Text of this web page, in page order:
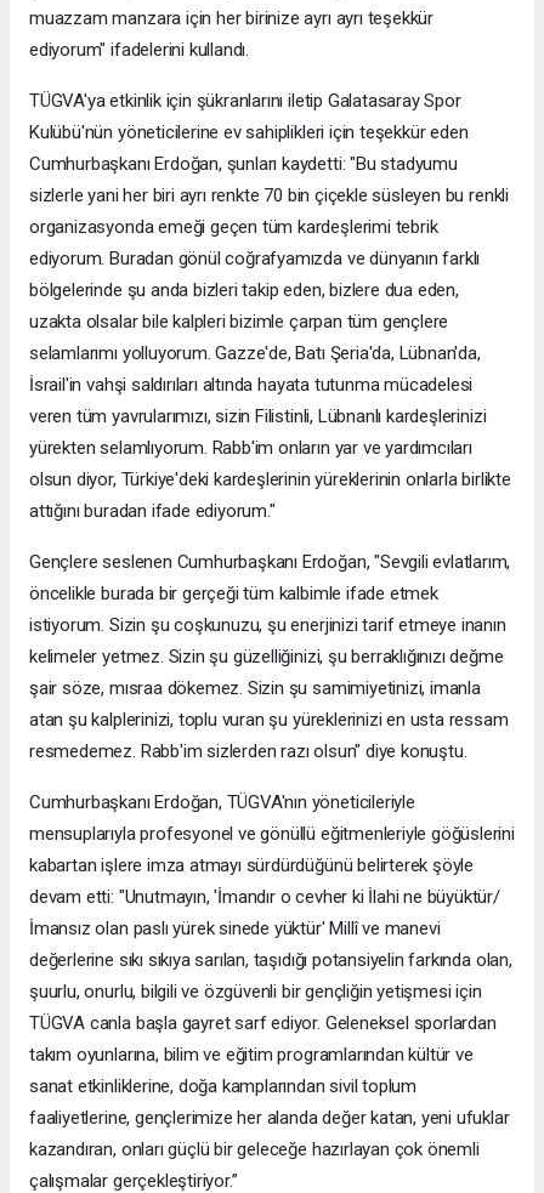
muazzam manzara için her birinize ayrı ayrı teşekkür
ediyorum" ifadelerini kullandı.
TÜGVA'ya etkinlik için şükranlarını iletip Galatasaray Spor
Kulübü'nün yöneticilerine ev sahiplikleri için teşekkür eden
Cumhurbaşkanı Erdoğan, şunları kaydetti: "Bu stadyumu
sizlerle yani her biri ayrı renkte 70 bin çiçekle süsleyen bu renkli
organizasyonda emeği geçen tüm kardeşlerimi tebrik
ediyorum. Buradan gönül coğrafyamızda ve dünyanın farklı
bölgelerinde şu anda bizleri takip eden, bizlere dua eden,
uzakta olsalar bile kalpleri bizimle çarpan tüm gençlere
selamlarımı yolluyorum. Gazze'de, Batı Şeria'da, Lübnan'da,
İsrail'in vahşi saldırıları altında hayata tutunma mücadelesi
veren tüm yavrularımızı, sizin Filistinli, Lübnanlı kardeşlerinizi
yürekten selamlıyorum. Rabb'im onların yar ve yardımcıları
olsun diyor, Türkiye'deki kardeşlerinin yüreklerinin onlarla birlikte
attığını buradan ifade ediyorum."
Gençlere seslenen Cumhurbaşkanı Erdoğan, "Sevgili evlatlarım,
öncelikle burada bir gerçeği tüm kalbimle ifade etmek
istiyorum. Sizin şu coşkunuzu, şu enerjinizi tarif etmeye inanın
kelimeler yetmez. Sizin şu güzelliğinizi, şu berraklığınızı değme
şair söze, mısraa dökemez. Sizin şu samimiyetinizi, imanla
atan şu kalplerinizi, toplu vuran şu yüreklerinizi en usta ressam
resmedemez. Rabb'im sizlerden razı olsun" diye konuştu.
Cumhurbaşkanı Erdoğan, TÜGVA'nın yöneticileriyle
mensuplarıyla profesyonel ve gönüllü eğitmenleriyle göğüslerini
kabartan işlere imza atmayı sürdürdüğünü belirterek şöyle
devam etti: "Unutmayın, 'İmandır o cevher ki İlahi ne büyüktür/
İmansız olan paslı yürek sinede yüktür' Millî ve manevi
değerlerine sıkı sıkıya sarılan, taşıdığı potansiyelin farkında olan,
şuurlu, onurlu, bilgili ve özgüvenli bir gençliğin yetişmesi için
TÜGVA canla başla gayret sarf ediyor. Geleneksel sporlardan
takım oyunlarına, bilim ve eğitim programlarından kültür ve
sanat etkinliklerine, doğa kamplarından sivil toplum
faaliyetlerine, gençlerimize her alanda değer katan, yeni ufuklar
kazandıran, onları güçlü bir geleceğe hazırlayan çok önemli
çalışmalar gerçekleştiriyor.”